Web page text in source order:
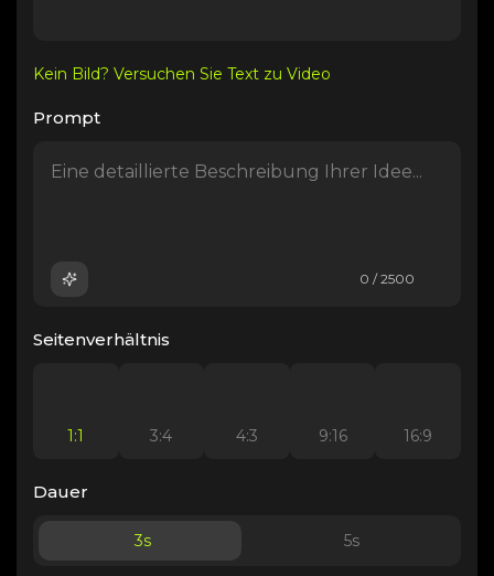
Kein Bild? Versuchen Sie Text zu Video
Prompt
0 / 2500
Seitenverhältnis
1:1 3:4 4:3 9:16 16:9
Dauer
3s 5s